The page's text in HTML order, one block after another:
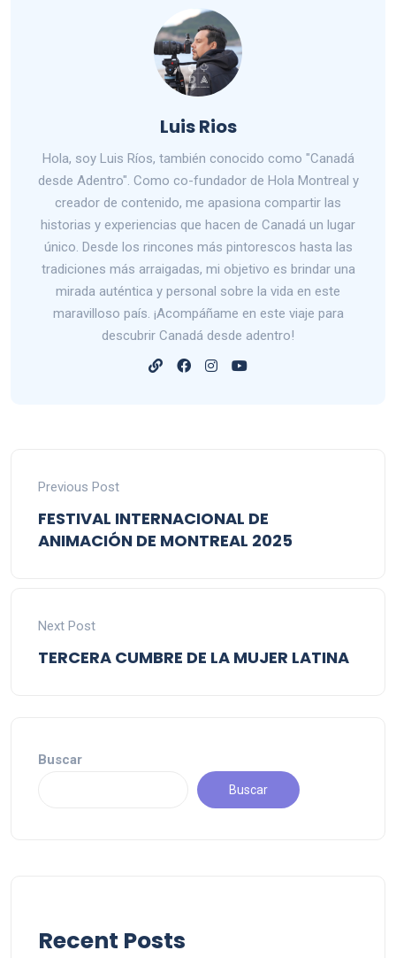
Luis Rios
Hola, soy Luis Ríos, también conocido como "Canadá
desde Adentro". Como co-fundador de Hola Montreal y
creador de contenido, me apasiona compartir las
historias y experiencias que hacen de Canadá un lugar
único. Desde los rincones más pintorescos hasta las
tradiciones más arraigadas, mi objetivo es brindar una
mirada auténtica y personal sobre la vida en este
maravilloso país. ¡Acompáñame en este viaje para
descubrir Canadá desde adentro!
Previous Post
FESTIVAL INTERNACIONAL DE
ANIMACIÓN DE MONTREAL 2025
Next Post
TERCERA CUMBRE DE LA MUJER LATINA
Buscar
Buscar
Recent Posts